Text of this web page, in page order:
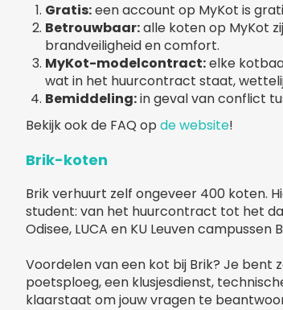
Gratis:een account op MyKot is
Betrouwbaar:alle koten op MyKot
brandveiligheid en comfort.
MyKot-modelcontract:elke
wat in het huurcontract staat,
Bemiddeling:in geval van conflict
Bekijk ook de FAQ op de website!
Brik-koten
Brik verhuurt zelf ongeveer 400 koten.
student: van het huurcontract tot het
Odisee, LUCA en KU Leuven campussen
Voordelen van een kot bij Brik? Je
poetsploeg, een klusjesdienst,
klaarstaat om jouw vragen te